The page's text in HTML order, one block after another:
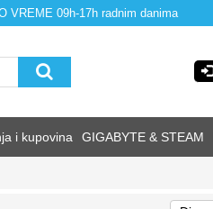
VREME 09h-17h radnim danima
i kupovina GIGABYTE & STEAM